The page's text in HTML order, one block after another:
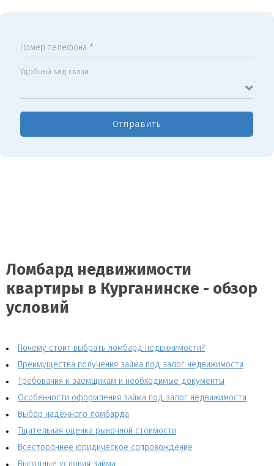
Номер телефона *
Удобный вид связи
Отправить
Ломбард недвижимости
квартиры в Курганинске - обзор
условий
Почему стоит выбрать ломбард недвижимости?
Преимущества получения займа под залог недвижимости
Требования к заемщикам и необходимые документы
Особенности оформления займа под залог недвижимости
Выбор надежного ломбарда
Тщательная оценка рыночной стоимости
Всестороннее юридическое сопровождение
Выгодные условия займа